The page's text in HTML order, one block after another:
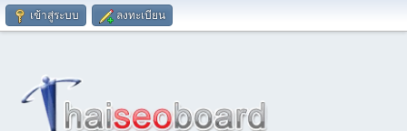
เข้าสู่ระบบ ลงทะเบียน